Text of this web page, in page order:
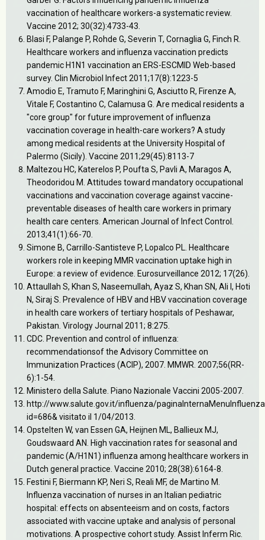
vaccination of healthcare workers-a systematic review.
Vaccine 2012; 30(32):4733-43.
Blasi F, Palange P, Rohde G, Severin T, Cornaglia G, Finch R.
Healthcare workers and influenza vaccination predicts
pandemic H1N1 vaccination an ERS-ESCMID Web-based
survey. Clin Microbiol Infect 2011;17(8):1223-5
Amodio E, Tramuto F, Maringhini G, Asciutto R, Firenze A,
Vitale F, Costantino C, Calamusa G. Are medical residents a
"core group" for future improvement of influenza
vaccination coverage in health-care workers? A study
among medical residents at the University Hospital of
Palermo (Sicily). Vaccine 2011;29(45):8113-7
Maltezou HC, Katerelos P, Poufta S, Pavli A, Maragos A,
Theodoridou M. Attitudes toward mandatory occupational
vaccinations and vaccination coverage against vaccine-
preventable diseases of health care workers in primary
health care centers. American Journal of Infect Control.
2013;41(1):66-70.
Simone B, Carrillo-Santisteve P, Lopalco PL. Healthcare
workers role in keeping MMR vaccination uptake high in
Europe: a review of evidence. Eurosurveillance 2012; 17(26).
Attaullah S, Khan S, Naseemullah, Ayaz S, Khan SN, Ali I, Hoti
N, Siraj S. Prevalence of HBV and HBV vaccination coverage
in health care workers of tertiary hospitals of Peshawar,
Pakistan. Virology Journal 2011; 8:275.
CDC. Prevention and control of inﬂuenza:
recommendationsof the Advisory Committee on
Immunization Practices (ACIP), 2007. MMWR. 2007;56(RR-
6):1-54.
Ministero della Salute. Piano Nazionale Vaccini 2005-2007.
http://www.salute.gov.it/influenza/
id=686& visitato il 1/04/2013.
Opstelten W, van Essen GA, Heijnen ML, Ballieux MJ,
Goudswaard AN. High vaccination rates for seasonal and
pandemic (A/H1N1) influenza among healthcare workers in
Dutch general practice. Vaccine 2010; 28(38):6164-8.
Festini F, Biermann KP, Neri S, Reali MF, de Martino M.
Influenza vaccination of nurses in an Italian pediatric
hospital: effects on absenteeism and on costs, factors
associated with vaccine uptake and analysis of personal
motivations. A prospective cohort study. Assist Inferm Ric.